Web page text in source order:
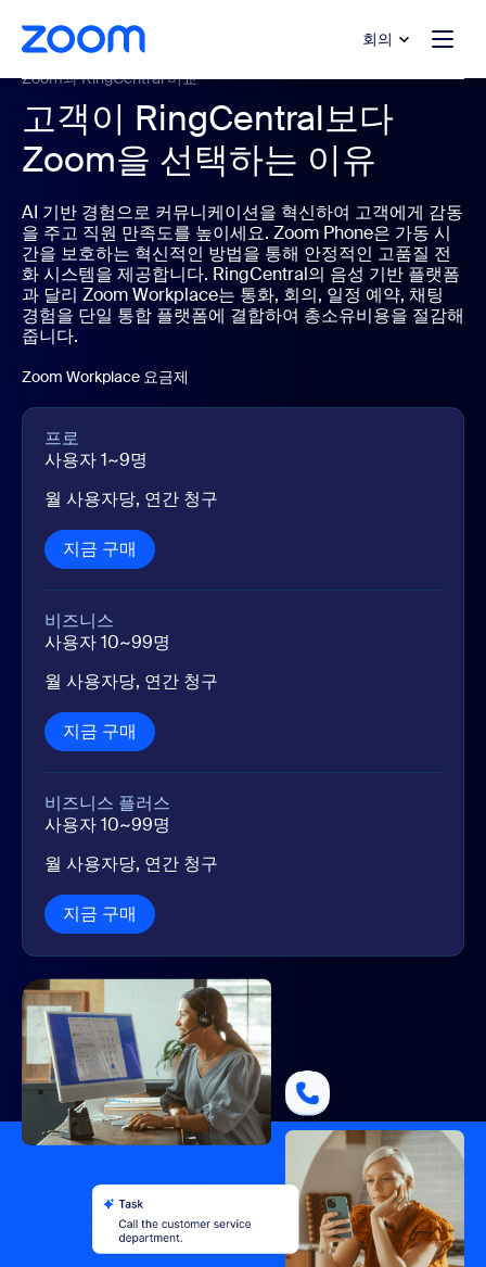
으로 건너뛰기
팅으로 건너뛰기
회의
Zoom과 RingCentral 비교
고객이 RingCentral보다
Zoom을 선택하는 이유
AI 기반 경험으로 커뮤니케이션을 혁신하여 고객에게 감동
을 주고 직원 만족도를 높이세요. Zoom Phone은 가동 시
간을 보호하는 혁신적인 방법을 통해 안정적인 고품질 전
화 시스템을 제공합니다. RingCentral의 음성 기반 플랫폼
과 달리 Zoom Workplace는 통화, 회의, 일정 예약, 채팅
경험을 단일 통합 플랫폼에 결합하여 총소유비용을 절감해
줍니다.
Zoom Workplace 요금제
프로
사용자 1~9명
월 사용자당, 연간 청구
지금 구매 지금 구매
비즈니스
사용자 10~99명
월 사용자당, 연간 청구
지금 구매 지금 구매
비즈니스 플러스
사용자 10~99명
월 사용자당, 연간 청구
지금 구매 지금 구매